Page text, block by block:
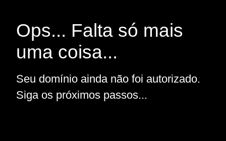
Ops... Falta só mais
uma coisa...
Seu domínio ainda não foi autorizado.
Siga os próximos passos...